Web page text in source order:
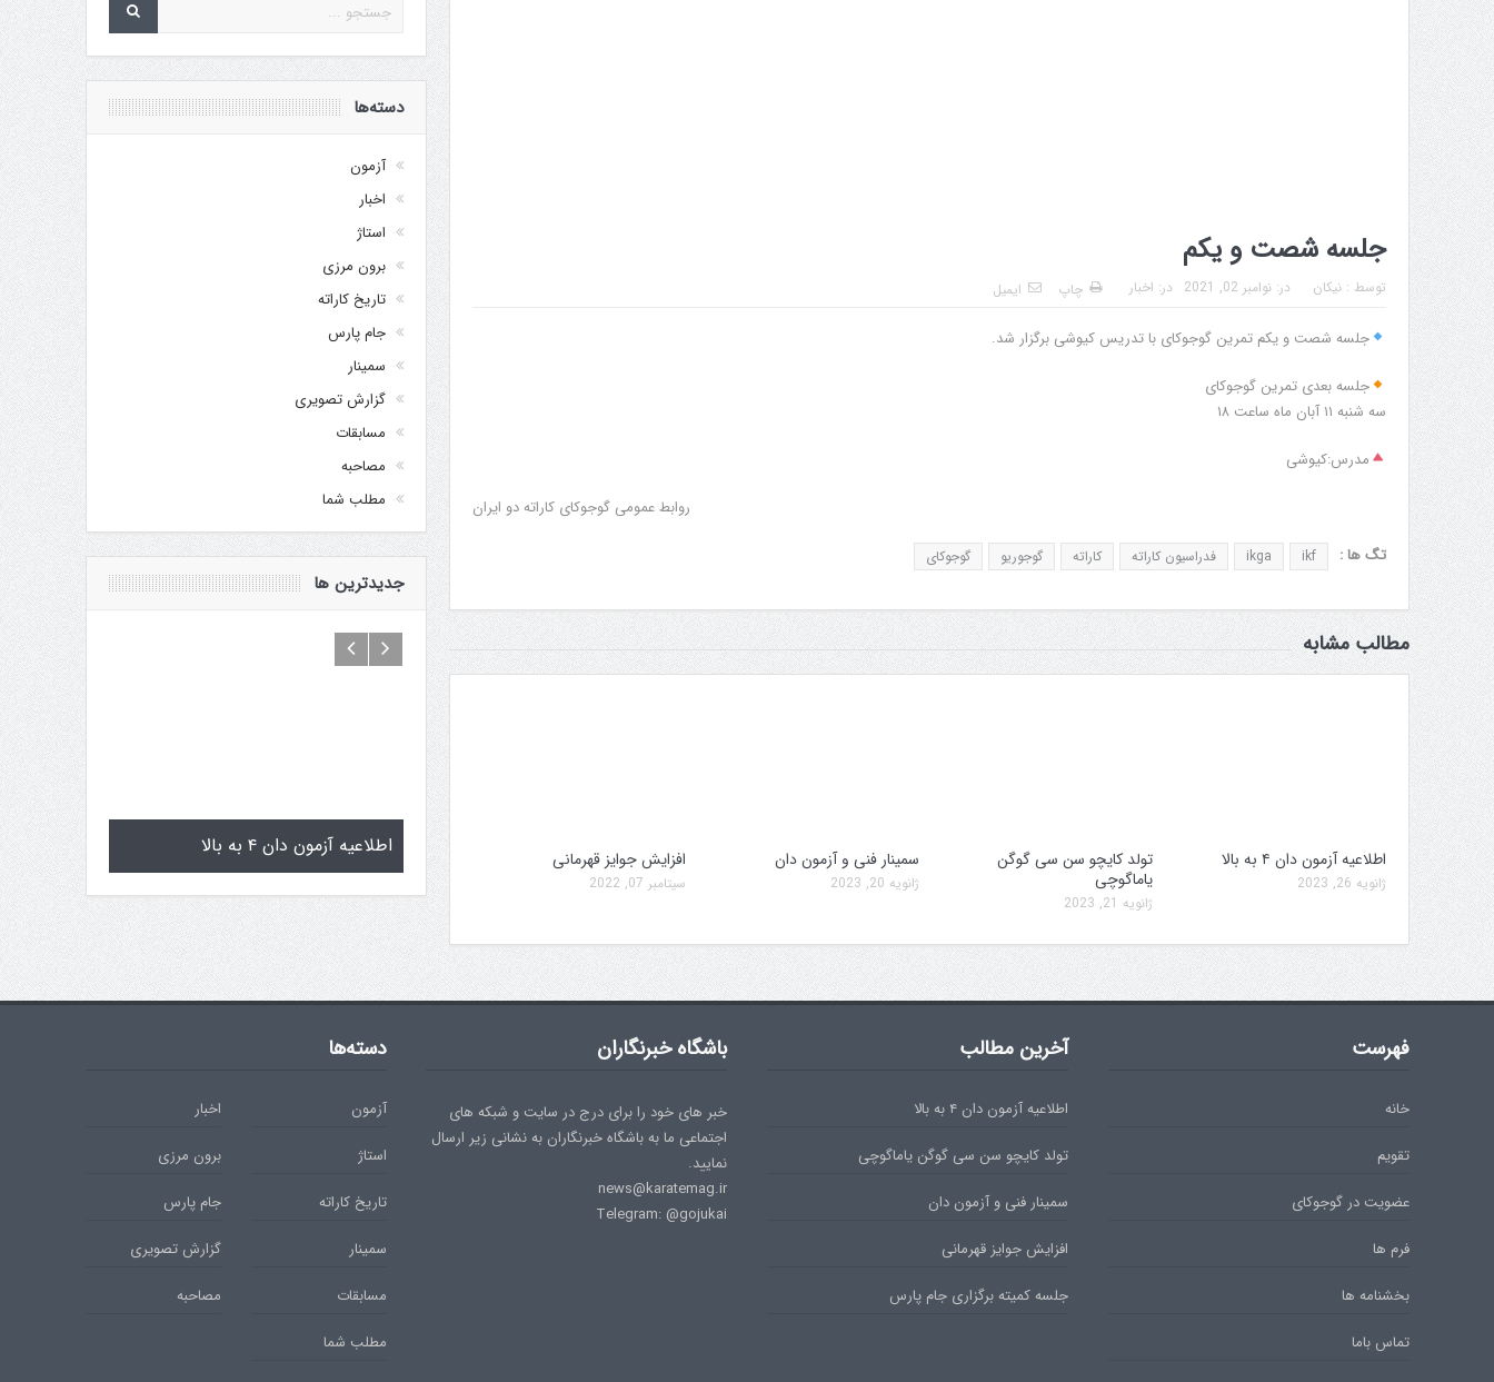
جلسه شصت و یکم
توسط :نیکان در:نوامبر 02, 2021 در: اخبار چاپ ایمیل
جلسه شصت و یکم تمرین گوجوکای با تدریس کیوشی برگزار شد.
جلسه بعدی تمرین گوجوکای
سه شنبه ۱۱ آبان ماه ساعت ۱۸
مدرس:کیوشی
روابط عمومی گوجوکای کاراته دو ایران
تگ ها : ikf
ikga فدراسیون کاراته کاراته گوجوریو گوجوکای
مطالب مشابه
اطلاعیه آزمون دان ۴ به بالا
ژانویه 26, 2023
تولد کایچو سن سی گوگن
یاماگوچی
ژانویه 21, 2023
سمینار فنی و آزمون دان
ژانویه 20, 2023
افزایش جوایز قهرمانی
سپتامبر 07, 2022
دسته‌ها
آزمون
اخبار
استاژ
برون مرزی
تاریخ کاراته
جام پارس
سمینار
گزارش تصویری
مسابقات
مصاحبه
مطلب شما
جدیدترین ها
اطلاعیه آزمون دان ۴ به بالا تولد کایچو سن سی گوگن یاماگوچی سمینار فنی و آزمون دان افزایش جوایز قهرمانی برگزاری جام پارس
فهرست
خانه
تقویم
عضویت در گوجوکای
فرم ها
بخشنامه ها
تماس باما
آخرین مطالب
اطلاعیه آزمون دان ۴ به بالا
تولد کایچو سن سی گوگن یاماگوچی
سمینار فنی و آزمون دان
افزایش جوایز قهرمانی
جلسه کمیته برگزاری جام پارس
باشگاه خبرنگاران
خبر های خود را برای درج در سایت و شبکه های
اجتماعی ما به باشگاه خبرنگاران به نشانی زیر ارسال
نمایید.
news@karatemag.ir
Telegram: @gojukai
دسته‌ها
آزمون
اخبار
استاژ
برون مرزی
تاریخ کاراته
جام پارس
سمینار
گزارش تصویری
مسابقات
مصاحبه
مطلب شما